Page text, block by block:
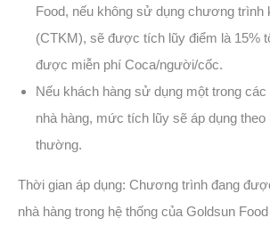
Food, nếu không sử dụng chương trình
(CTKM), sẽ được tích lũy điểm là 15%
được miễn phí Coca/người/cốc.
Nếu khách hàng sử dụng một trong
nhà hàng, mức tích lũy sẽ áp dụng theo
thường.
Thời gian áp dụng: Chương trình đang
nhà hàng trong hệ thống của Goldsun